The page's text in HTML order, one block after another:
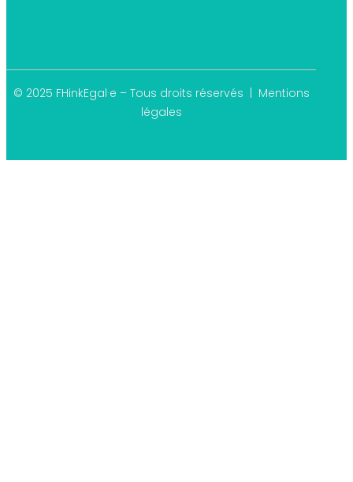
© 2025 FHinkEgal·e – Tous droits réservés | Mentions
légales